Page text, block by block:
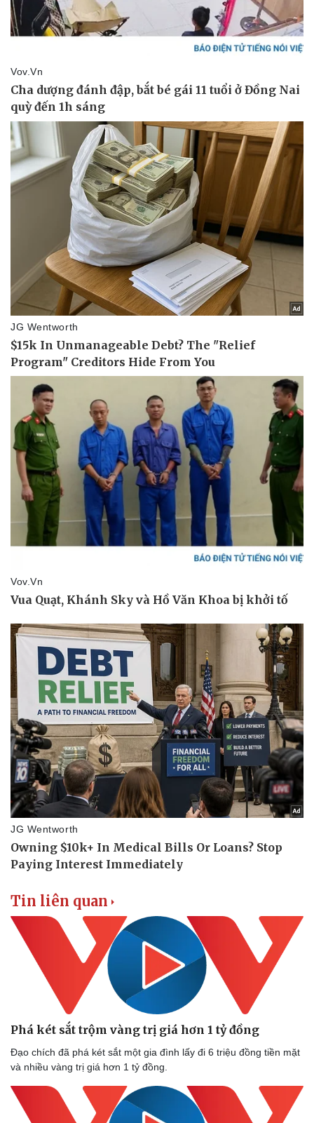
Thể thao
Lịch thi đấu bóng đá
Thế giới thể thao
Hậu trường
Ô tô - Xe máy
Tư vấn
Tin liên quan
Phá két sắt trộm vàng trị giá hơn 1 tỷ đồng
Đạo chích đã phá két sắt một gia đình lấy đi 6 triệu đồng tiền mặt
và nhiều vàng trị giá hơn 1 tỷ đồng.